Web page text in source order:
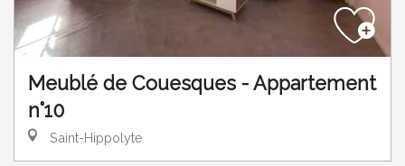
Meublé de Couesques - Appartement
n°10
Saint-Hippolyte